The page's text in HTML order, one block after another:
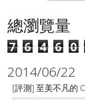
總瀏覽量
7 6 4 6 0
2014/06/22
[評測] 至美不凡的